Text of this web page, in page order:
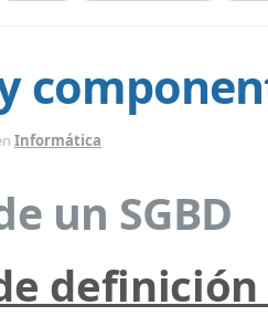
Informática
un SGBD
definición